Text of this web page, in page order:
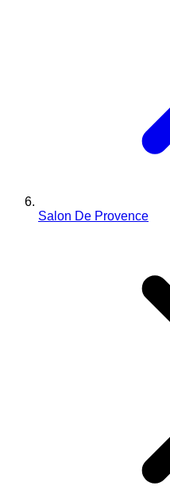
Salon De Provence